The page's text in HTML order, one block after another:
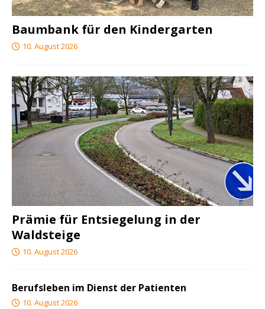
Baumbank für den Kindergarten
10. August 2026
Prämie für Entsiegelung in der
Waldsteige
10. August 2026
Berufsleben im Dienst der Patienten
10. August 2026